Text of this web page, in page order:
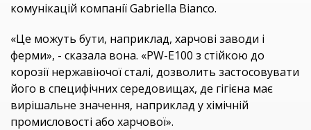
комунікацій компанії Gabriella Bianco.
«Це можуть бути, наприклад, харчові заводи і
ферми», - сказала вона. «PW-E100 з стійкою до
корозії нержавіючої сталі, дозволить застосовувати
його в специфічних середовищах, де гігієна має
вирішальне значення, наприклад у хімічній
промисловості або харчової».